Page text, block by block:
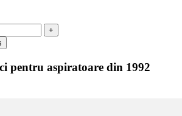
+
pentru aspiratoare din 1992